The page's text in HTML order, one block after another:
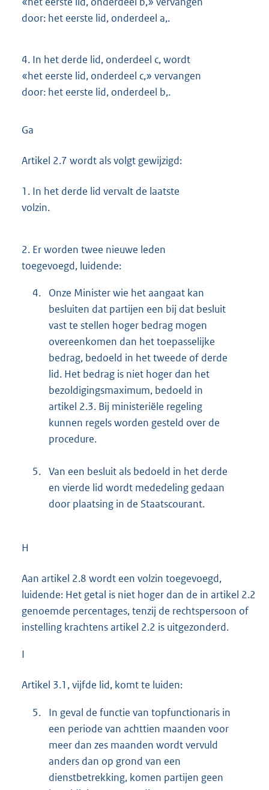
door: het eerste lid, onderdeel a,.
4. In het derde lid, onderdeel c, wordt
«het eerste lid, onderdeel c,» vervangen
door: het eerste lid, onderdeel b,.
Ga
Artikel 2.7 wordt als volgt gewijzigd:
1. In het derde lid vervalt de laatste
volzin.
2. Er worden twee nieuwe leden
toegevoegd, luidende:
4.
Onze Minister wie het aangaat kan
besluiten dat partijen een bij dat besluit
vast te stellen hoger bedrag mogen
overeenkomen dan het toepasselijke
bedrag, bedoeld in het tweede of derde
lid. Het bedrag is niet hoger dan het
bezoldigingsmaximum, bedoeld in
artikel 2.3. Bij ministeriële regeling
kunnen regels worden gesteld over de
procedure.
5. Van een besluit als bedoeld in het derde
en vierde lid wordt mededeling gedaan
door plaatsing in de Staatscourant.
H
Aan artikel 2.8 wordt een volzin toegevoegd,
luidende: Het getal is niet hoger dan de in artikel 2.2
genoemde percentages, tenzij de rechtspersoon of
instelling krachtens artikel 2.2 is uitgezonderd.
I
Artikel 3.1, vijfde lid, komt te luiden:
5.
In geval de functie van topfunctionaris in
een periode van achttien maanden voor
meer dan zes maanden wordt vervuld
anders dan op grond van een
dienstbetrekking, komen partijen geen